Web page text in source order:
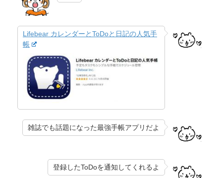
Lifebear カレンダーとToDoと日記の人気手
帳
雑誌でも話題になった最強手帳アプリだよ
登録したToDoを通知してくれるよ